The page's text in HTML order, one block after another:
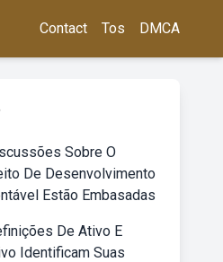
Contact Tos DMCA
Sobre O
De Desenvolvimento
Estão Embasadas
De Ativo E
Identificam Suas